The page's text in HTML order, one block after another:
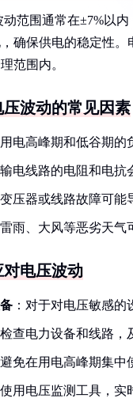
动范围通常在±7%以
确保供电的稳定性
范围内。
波动的常见因素
电高峰期和低谷期的
电线路的电阻和电抗
压器或线路故障可能
雨、大风等恶劣天气
电压波动
：对于对电压敏感的
检查电力设备和线路，
免在用电高峰期集中
使用电压监测工具，实